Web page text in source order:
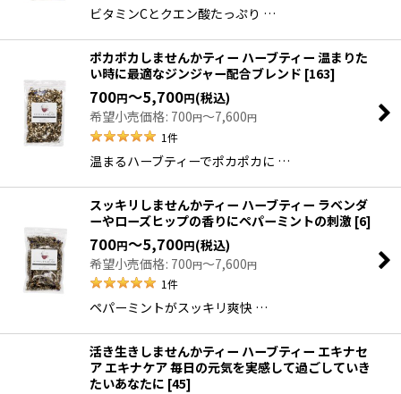
ビタミンCとクエン酸たっぷり …
ポカポカしませんかティー ハーブティー 温まりた
い時に最適なジンジャー配合ブレンド [163]
700円～5,700円(税込)
希望小売価格: 700円～7,600円
1件
温まるハーブティーでポカポカに …
スッキリしませんかティー ハーブティー ラベンダ
ーやローズヒップの香りにペパーミントの刺激 [6]
700円～5,700円(税込)
希望小売価格: 700円～7,600円
1件
ペパーミントがスッキリ爽快 …
活き生きしませんかティー ハーブティー エキナセ
ア エキナケア 毎日の元気を実感して過ごしていき
たいあなたに [45]